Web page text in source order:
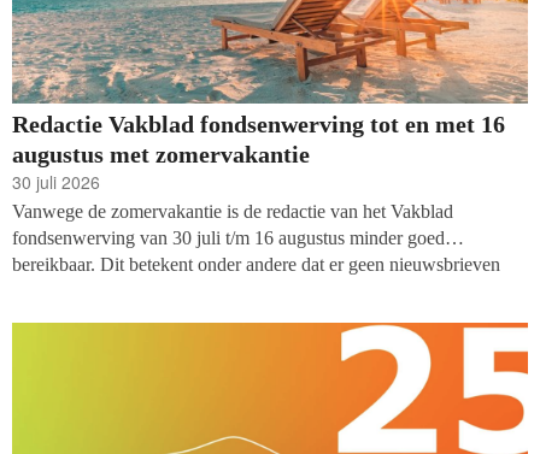
Redactie Vakblad fondsenwerving tot en met 16
augustus met zomervakantie
30 juli 2026
Vanwege de zomervakantie is de redactie van het Vakblad
fondsenwerving van 30 juli t/m 16 augustus minder goed
bereikbaar. Dit betekent onder andere dat er geen nieuwsbrieven
) zo veel mogelijk te beantwoorden.